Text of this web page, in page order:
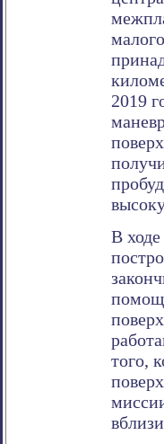
2019
В ходе
того,